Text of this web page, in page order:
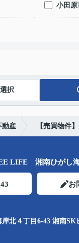
小田原
択
動産 【売買物件
LIFE 湘南ひがし
お
北４丁目6-43 湘南SK